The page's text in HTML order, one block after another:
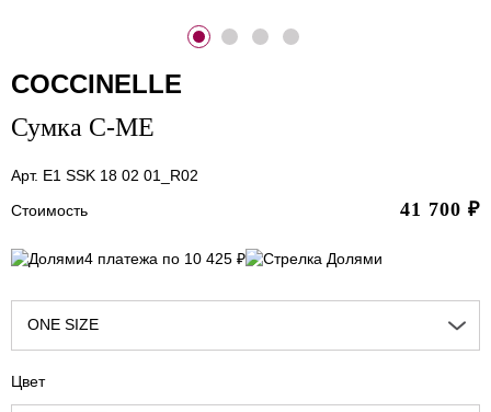
COCCINELLE
Сумка C-ME
Арт. E1 SSK 18 02 01_R02
Стоимость
41 700 ₽
4 платежа по 10 425 ₽
ONE SIZE
Цвет